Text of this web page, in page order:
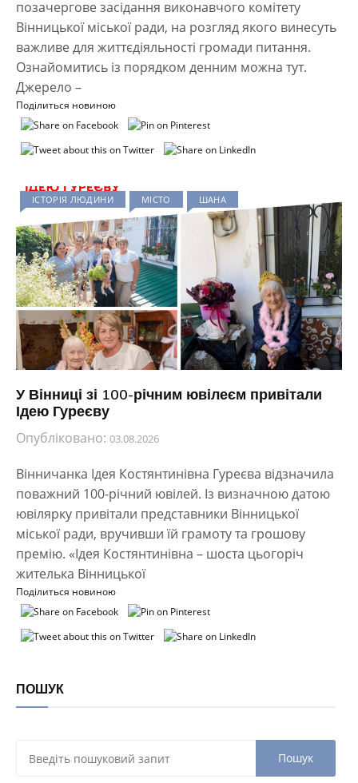
позачергове засідання виконавчого комітету
Вінницької міської ради, на розгляд якого винесуть
важливе для життєдіяльності громади питання.
Ознайомитись із порядком денним можна тут.
Джерело –
Поділиться новиною
ІСТОРІЯ ЛЮДИНИ МІСТО ШАНА
У Вінниці зі 100-річним ювілеєм привітали
Ідею Гуреєву
Опубліковано: 03.08.2026
Вінничанка Ідея Костянтинівна Гуреєва відзначила
поважний 100-річний ювілей. Із визначною датою
ювілярку привітали представники Вінницької
міської ради, вручивши їй грамоту та грошову
премію. «Ідея Костянтинівна – шоста цьогоріч
жителька Вінницької
Поділиться новиною
ПОШУК